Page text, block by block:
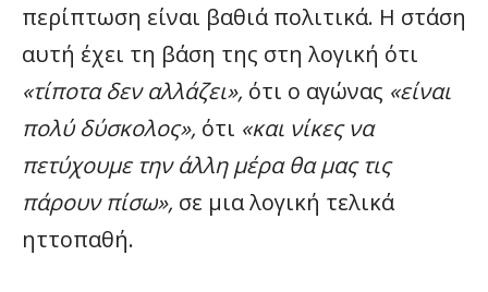
περίπτωση είναι βαθιά πολιτικά. Η στάση
αυτή έχει τη βάση της στη λογική ότι
«τίποτα δεν αλλάζει», ότι ο αγώνας «είναι
πολύ δύσκολος», ότι «και νίκες να
πετύχουμε την άλλη μέρα θα μας τις
πάρουν πίσω», σε μια λογική τελικά
ηττοπαθή.